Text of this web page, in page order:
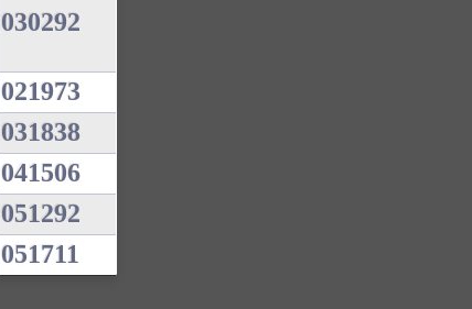
030292
021973
031838
041506
051292
051711